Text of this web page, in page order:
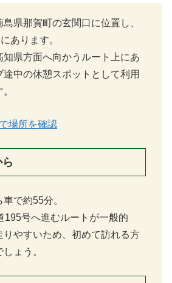
県那賀町の玄関口に位置し、
あります。
知県方面へ向かうルート上にあ
途中の休憩スポットとして利用
場所を確認
で約55分。
195号へ進むルートが一般的
りやすいため、初めて訪れる方
ょう。